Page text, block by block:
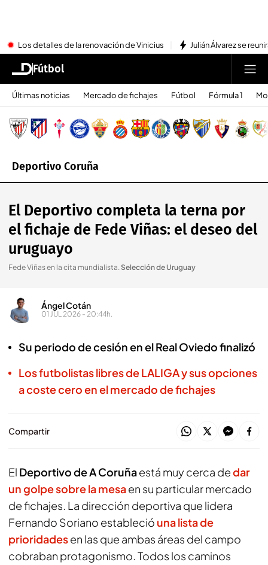
Los detalles de la renovación de Vinicius Julián Álvarez se
Fútbol
Últimas noticias Mercado de fichajes Fútbol Fórmula 1
Deportivo Coruña
El Deportivo completa la terna por
el fichaje de Fede Viñas: el deseo del
uruguayo
Fede Viñas en la cita mundialista.Selección de Uruguay
Ángel Cotán
01 JUL 2026 - 20:44h.
Su periodo de cesión en el Real Oviedo finalizó
Los futbolistas libres de LALIGA y sus opciones
a coste cero en el mercado de fichajes
Compartir
El Deportivo de A Coruñaestá muy cerca dedar
un golpe sobre la mesaen su particular mercado
de fichajes. La dirección deportiva que lidera
Fernando Soriano estableció una lista de
prioridadesen las que ambas áreas del campo
cobraban protagonismo. Todos los caminos